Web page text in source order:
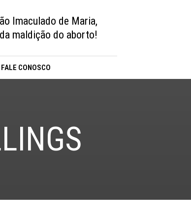
Imaculado de Maria,
maldição do aborto!
FALE CONOSCO